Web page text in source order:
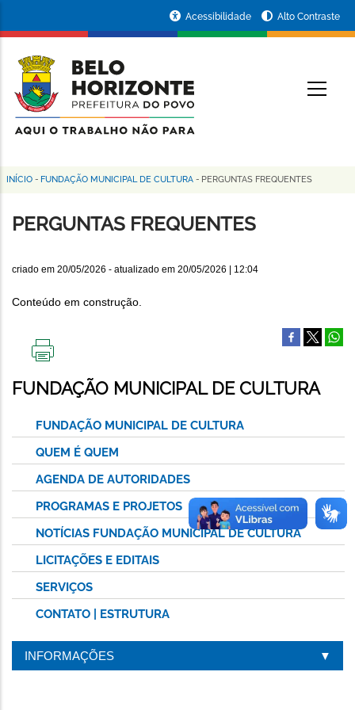
conteúdo
principal
da
Prefeitura
de
Horizonte
Acessibilidade Alto Contraste
Trilha
de
INÍCIO - FUNDAÇÃO MUNICIPAL DE CULTURA - PERGUNTAS FREQUENTES
PERGUNTAS FREQUENTES
criado em 20/05/2026 - atualizado em 20/05/2026 | 12:04
Conteúdo em construção.
ESTA
PÁGINA
FUNDAÇÃO MUNICIPAL DE CULTURA
FUNDAÇÃO MUNICIPAL DE CULTURA
QUEM É QUEM
AGENDA DE AUTORIDADES
PROGRAMAS E PROJETOS
NOTÍCIAS FUNDAÇÃO MUNICIPAL DE CULTURA
LICITAÇÕES E EDITAIS
SERVIÇOS
CONTATO | ESTRUTURA
INFORMAÇÕES